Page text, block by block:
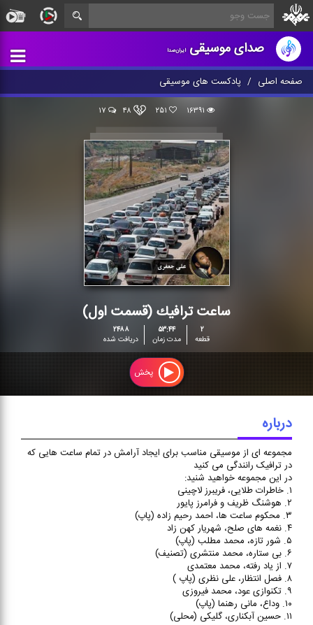
صدای موسیقیایران‌صدا
صفحه اصلی پادکست های موسیقی
۱۶۳۹۱ ۲۵۱ ۴۸ ۱۷
ساعت ترافیك (قسمت
اول)
مجموعه ای از موسیقی مناسب
برای ایجاد آرامش در تمام ساعت
هایی که در ترافیک رانندگی می
کنید
ساعت ترافیك (قسمت اول)
۲
قطعه
۵۳:۴۴
مدت زمان
۲۴۸۸
دریافت شده
پخش
درباره
مجموعه ای از موسیقی مناسب برای ایجاد آرامش در تمام ساعت هایی که
در ترافیک رانندگی می کنید
در این مجموعه خواهید شنید:
۱. خاطرات طلایی، فریبرز لاچینی
۲. هوشنگ ظریف و فرامرز پایور
۳. محکوم ساعت ها، احمد رحیم زاده (پاپ)
۴. نغمه های صلح، شهریار کهن زاد
۵. شور تازه، محمد مطلب (پاپ)
۶. بی ستاره، محمد منتشری (تصنیف)
۷. از یاد رفته، محمد معتمدی
۸. فصل انتظار، علی نظری (پاپ )
۹. تکنوازی عود، محمد فیروزی
۱۰. وداع، مانی رهنما (پاپ)
۱۱. حسین آبکناری، گلیکی (محلی)